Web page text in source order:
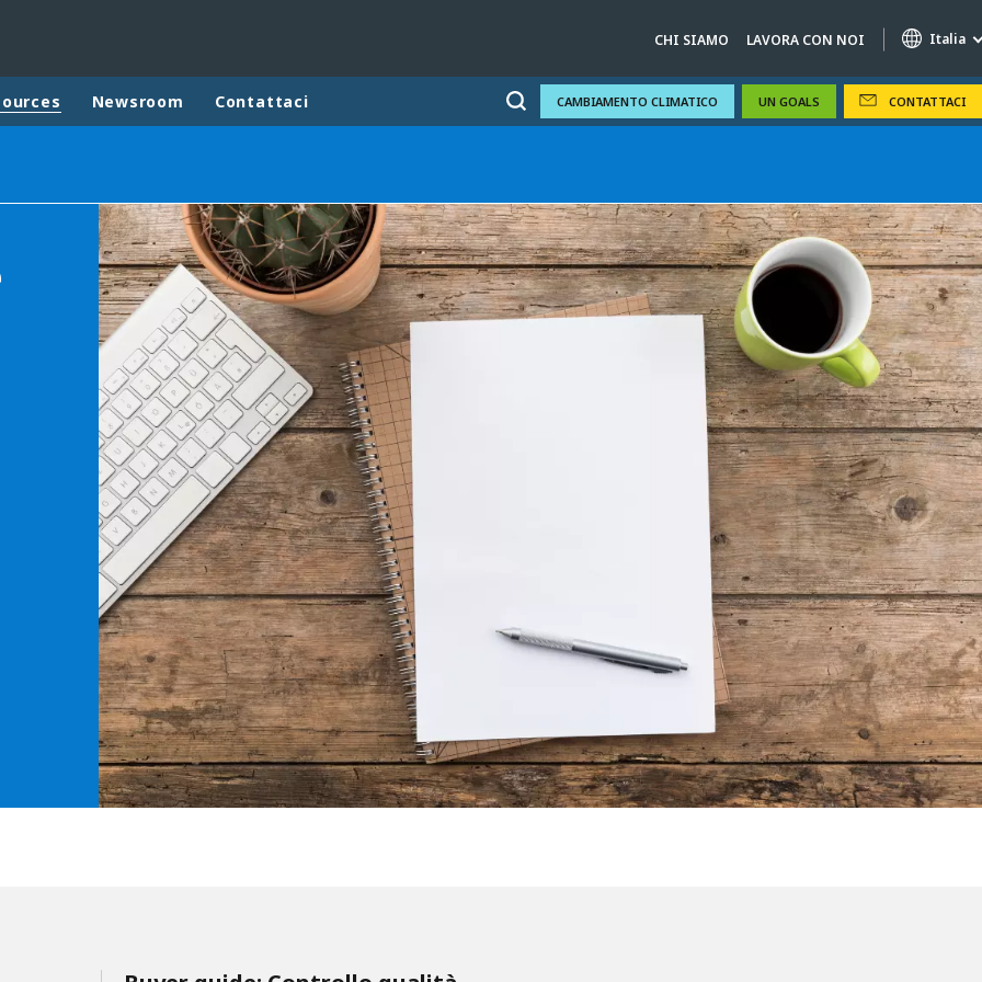
CHI SIAMO LAVORA CON NOI Italia
ANOXKALDNES
AQUAFLOW
BIOTHANE
ELGA
EVALED
ENTROPÎE
HPD
HYDROTECH
MPP SYSTEMS
OTV
PMT
SIDEM
WESTGARTH
WHITTIER
Newsroom Contattaci CAMBIAMENTO CLIMATICO UN GOALS CONTATTACI